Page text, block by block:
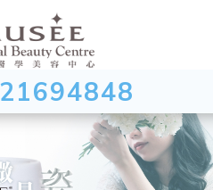
21694848